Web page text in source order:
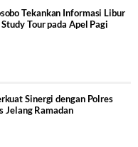
Tekankan Informasi Libur
Tour pada Apel Pagi
Sinergi dengan Polres
Jelang Ramadan